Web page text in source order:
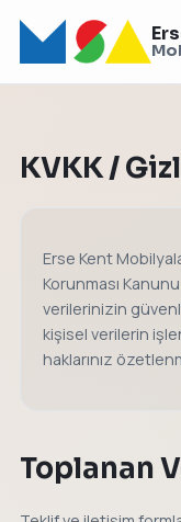
KVKK /
Erse Kent
Korunması
verilerinizin
kişisel verilerin
haklarınız
Toplanan